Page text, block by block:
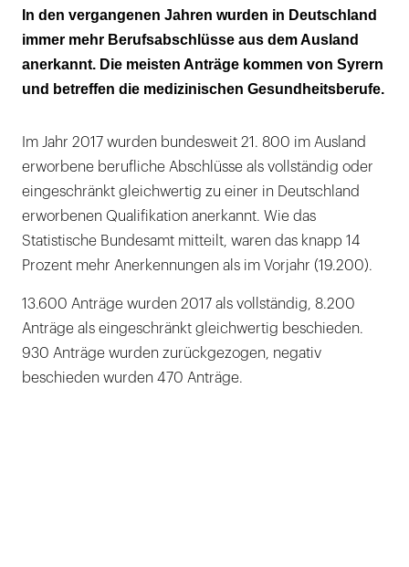
21.800 anerkannte Abschlüsse - bei
insgesamt 31.100 Verfahren
23.500 der 31.100 Verfahren betreffen
medizinische Gesundheitsberufe
In den vergangenen Jahren wurden in Deutschland
immer mehr Berufsabschlüsse aus dem Ausland
anerkannt. Die meisten Anträge kommen von Syrern
und betreffen die medizinischen Gesundheitsberufe.
Im Jahr 2017 wurden bundesweit 21. 800 im Ausland
erworbene berufliche Abschlüsse als vollständig oder
eingeschränkt gleichwertig zu einer in Deutschland
erworbenen Qualifikation anerkannt. Wie das
Statistische Bundesamt mitteilt, waren das knapp 14
Prozent mehr Anerkennungen als im Vorjahr (19.200).
13.600 Anträge wurden 2017 als vollständig, 8.200
Anträge als eingeschränkt gleichwertig beschieden.
930 Anträge wurden zurückgezogen, negativ
beschieden wurden 470 Anträge.